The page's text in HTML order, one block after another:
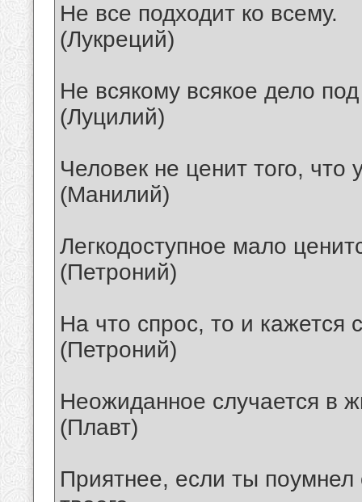
Не все подходит ко всему.
(Лукреций)
Не всякому всякое дело
(Луцилий)
Человек не ценит того, что
(Манилий)
Легкодоступное мало
(Петроний)
На что спрос, то и
(Петроний)
Неожиданное случается в
(Плавт)
Приятнее, если ты поумнел